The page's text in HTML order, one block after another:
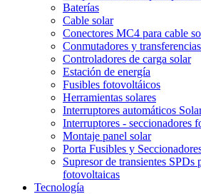
Baterías
Cable solar
Conectores MC4 para cable
Conmutadores y
Controladores de carga solar
Estación de energía
Fusibles fotovoltáicos
Herramientas solares
Interruptores automáticos
Interruptores - seccionadores
Montaje panel solar
Porta Fusibles y
Supresor de transientes SPDs
fotovoltaicas
Tecnología